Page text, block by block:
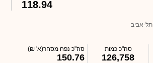
תל-אביב
118.94
סה"כ כמות
126,758
סה"כ נפח מסחר(א' ₪)
150.76